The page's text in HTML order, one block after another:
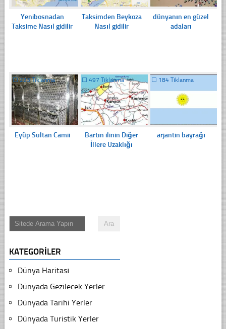
Yenibosnadan
Taksime Nasıl gidilir
Taksimden Beykoza
Nasıl gidilir
dünyanın en güzel
adaları
☐223 Tıklanma
Eyüp Sultan Camii
☐497 Tıklanma
Bartın ilinin Diğer
İllere Uzaklığı
☐ 184 Tıklanma
arjantin bayrağı
KATEGORILER
Dünya Haritası
Dünyada Gezilecek Yerler
Dünyada Tarihi Yerler
Dünyada Turistik Yerler